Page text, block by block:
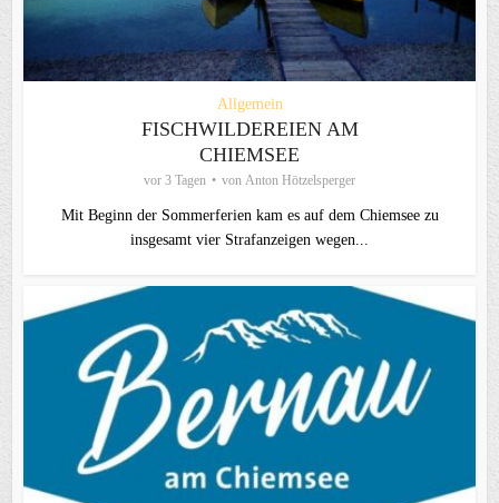
Allgemein
FISCHWILDEREIEN AM
CHIEMSEE
vor 3 Tagen von Anton Hötzelsperger
Mit Beginn der Sommerferien kam es auf dem Chiemsee zu
insgesamt vier Strafanzeigen wegen...